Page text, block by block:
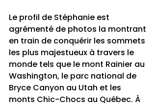
Le profil de Stéphanie est
agrémenté de photos la montrant
en train de conquérir les sommets
les plus majestueux à travers le
monde tels que le mont Rainier au
Washington, le parc national de
Bryce Canyon au Utah et les
monts Chic-Chocs au Québec. À